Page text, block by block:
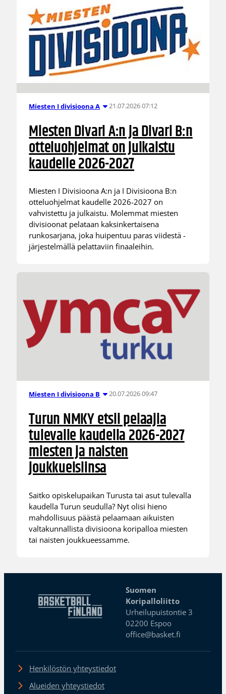
Miesten I divisioona A 21.07.2026 07:12
Miesten Divari A:n ja Divari B:n
otteluohjelmat on julkaistu
kaudelle 2026-2027
Miesten I Divisioona A:n ja I Divisioona B:n
otteluohjelmat kaudelle 2026-2027 on
vahvistettu ja julkaistu. Molemmat miesten
divisioonat pelataan kaksinkertaisena
runkosarjana, joka huipentuu paras viidestä -
järjestelmällä pelattaviin finaaleihin.
Miesten I divisioona B 20.07.2026 09:47
Turun NMKY etsii pelaajia
tulevalle kaudella 2026-2027
miesten ja naisten
joukkueisiinsa
Saitko opiskelupaikan Turusta tai asut tulevalla
kaudella Turun seudulla? Nyt olisi hieno
mahdollisuus päästä pelaamaan aikuisten
valtakunnallista divisioona koripalloa miesten
tai naisten joukkueessamme.
Suomen
Koripalloliitto
Urheilupuistontie 3
02200 Espoo
office@basket.fi
Henkilöstön yhteystiedot
Alueiden yhteystiedot